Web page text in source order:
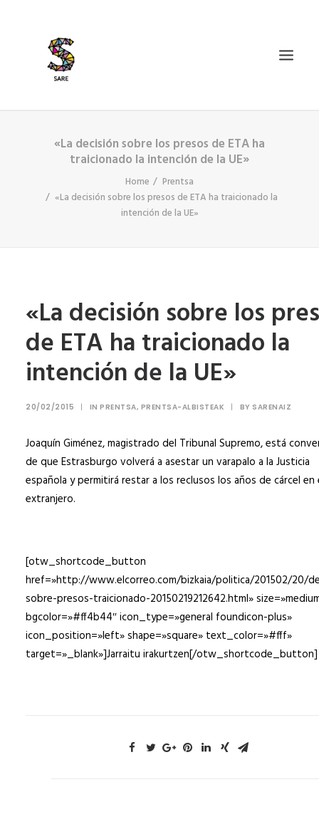
IZAN BIDEA
ZER DA SARE?
BAZKIDETU
«La decisión sobre los presos de ETA ha
traicionado la intención de la UE»
Home
Prentsa
«La decisión sobre los presos de ETA ha traicionado la
intención de la UE»
«La decisión sobre los
de ETA ha traicionado la
intención de la UE»
20/02/2015 | IN PRENTSA, PRENTSA-ALBISTEAK | BY SARENAIZ
Joaquín Giménez, magistrado del Tribunal Supremo, está
de que Estrasburgo volverá a asestar un varapalo a la Justicia
española y permitirá restar a los reclusos los años de cárcel en
extranjero.
[otw_shortcode_button
href=»http://www.elcorreo.com/bizkaia/politica/201502/20/
sobre-presos-traicionado-20150219212642.html»
bgcolor=»#ff4b44″ icon_type=»general foundicon-plus»
icon_position=»left» shape=»square» text_color=»#fff»
target=»_blank»]Jarraitu irakurtzen[/otw_shortcode_button]